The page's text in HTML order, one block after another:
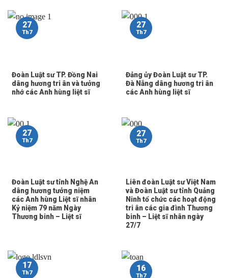
Đoàn Luật sư TP. Đồng Nai
dâng hương tri ân và tưởng
nhớ các Anh hùng liệt sĩ
27
Th7
Đảng ủy Đoàn Luật sư TP.
Đà Nẵng dâng hương tri ân
các Anh hùng liệt sĩ
27
Th7
Đoàn Luật sư tỉnh Nghệ An
dâng hương tưởng niệm
các Anh hùng Liệt sĩ nhân
Kỷ niệm 79 năm Ngày
Thương binh – Liệt sĩ
27
Th7
Liên đoàn Luật sư Việt Nam
và Đoàn Luật sư tỉnh Quảng
Ninh tổ chức các hoạt động
tri ân các gia đình Thương
binh – Liệt sĩ nhân ngày
27/7
27
Th7
17
Th7 16
Th7